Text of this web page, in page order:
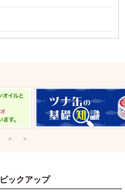
ピックアップ